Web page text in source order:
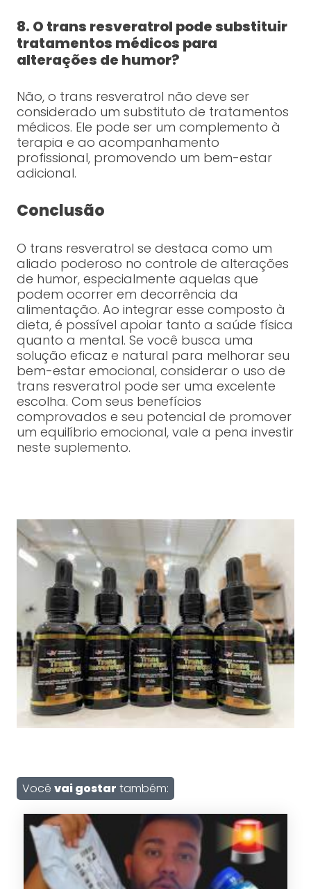
8. O trans resveratrol pode substituir
tratamentos médicos para
alterações de humor?
Não, o trans resveratrol não deve ser
considerado um substituto de tratamentos
médicos. Ele pode ser um complemento à
terapia e ao acompanhamento
profissional, promovendo um bem-estar
adicional.
Conclusão
O trans resveratrol se destaca como um
aliado poderoso no controle de alterações
de humor, especialmente aquelas que
podem ocorrer em decorrência da
alimentação. Ao integrar esse composto à
dieta, é possível apoiar tanto a saúde física
quanto a mental. Se você busca uma
solução eficaz e natural para melhorar seu
bem-estar emocional, considerar o uso de
trans resveratrol pode ser uma excelente
escolha. Com seus benefícios
comprovados e seu potencial de promover
um equilíbrio emocional, vale a pena investir
neste suplemento.
Você vai gostar também: